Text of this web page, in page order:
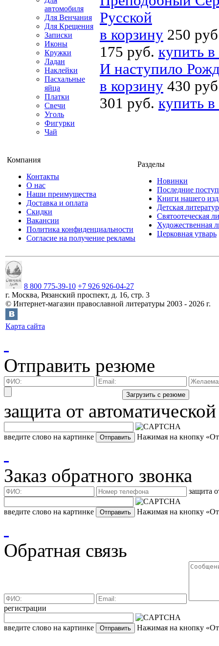
автомобиля
Для Венчания
Для Крещения
Записки
Иконы
Кружки
Ладан
Наклейки
Пасхальные
яйца
Платки
Свечи
Уголь
Фигурки
Чай
Русской
в корзину 250
175 руб. купить
И наступило
в корзину 430
301 руб. купить
Компания
Контакты
О нас
Наши преимущества
Доставка и оплата
Скидки
Вакансии
Политика конфиденциальности
Согласие на получение рекламы
Разделы
Новинки
Последние
Книги нашего
Детская
Святоотеческая
Художественная
Церковная утварь
8 800 775-39-10 +7 926 926-04-27
г. Москва, Рязанский проспект, д. 16, стр. 3
© Интернет-магазин православной литературы 2003 - 2026 г.
Карта сайта
Отправить резюме
защита от
введите слово на картинке Нажимая на кнопку
Заказ обратного звонка
защита
введите слово на картинке Нажимая на кнопку
Обратная связь
регистрации
введите слово на картинке Нажимая на кнопку